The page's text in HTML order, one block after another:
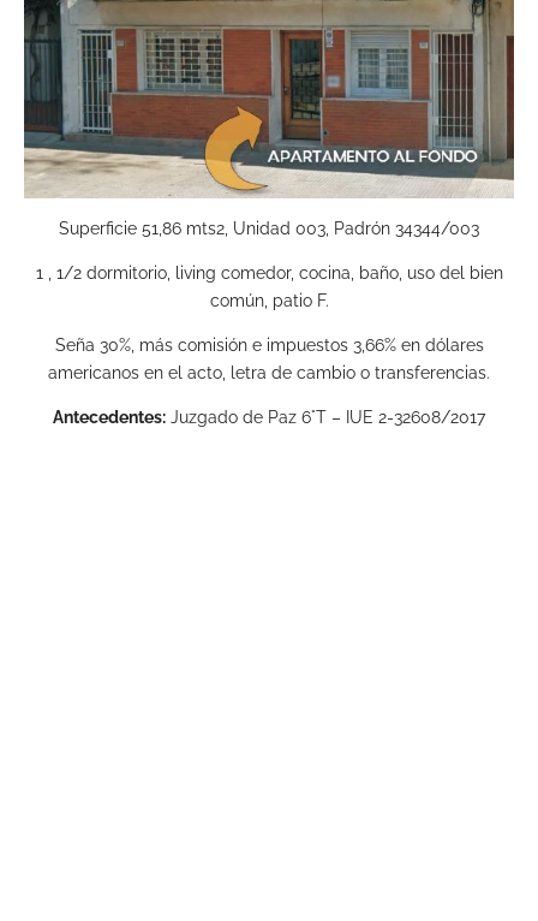
Superficie 51,86 mts2, Unidad 003, Padrón 34344/003
1 , 1/2 dormitorio, living comedor, cocina, baño, uso del bien
común, patio F.
Seña 30%, más comisión e impuestos 3,66% en dólares
americanos en el acto, letra de cambio o transferencias.
Antecedentes: Juzgado de Paz 6°T – IUE 2-32608/2017